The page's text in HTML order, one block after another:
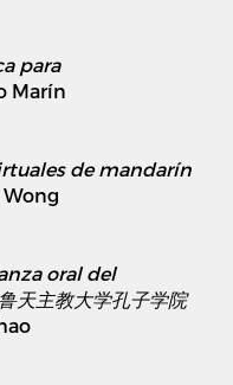
para
Marín
de mandarín
oral del
主教大学孔子学院